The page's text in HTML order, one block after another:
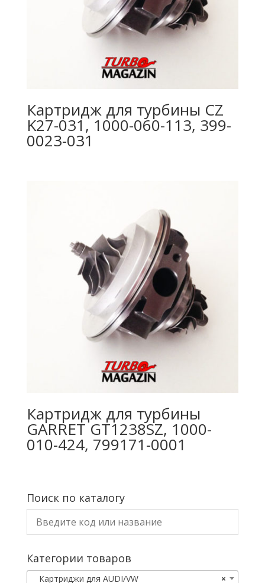
Картридж для турбины CZ
K27-031, 1000-060-113, 399-
0023-031
Картридж для турбины
GARRET GT1238SZ, 1000-
010-424, 799171-0001
Поиск по каталогу
Категории товаров
×
Картриджи для AUDI/VW